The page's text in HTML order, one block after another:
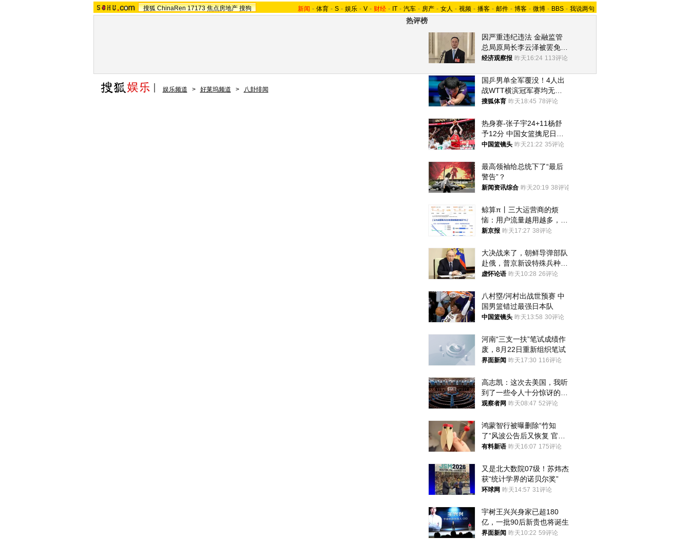
搜狐 ChinaRen 17173 焦点房地产 搜狗 新闻 - 体育 - S - 娱乐 - V - 财经 - IT - 汽车 - 房产 - 女人 - 视频 - 播客 - 邮件 - 博客 - 微博 - BBS - 我说两句
热评榜
因严重违纪违法 金融监管
总局原局长李云泽被罢免全
国人大代表
经济观察报 昨天16:24 113评论
国乒男单全军覆没！4人出
战WTT横滨冠军赛均无缘
八强
搜狐体育 昨天18:45 78评论
热身赛-张子宇24+11杨舒
予12分 中国女篮擒尼日利
亚
中国篮镜头 昨天21:22 35评论
最高领袖给总统下了“最后
警告”？
新闻资讯综合 昨天20:19 38评论
鲸算π丨三大运营商的烦
恼：用户流量越用越多，收
入却越来越少
新京报 昨天17:27 38评论
大决战来了，朝鲜导弹部队
赴俄，普京新设特殊兵种，
76岁老将扛旗
虚怀论语 昨天10:28 26评论
八村塁/河村出战世预赛 中
国男篮错过最强日本队
中国篮镜头 昨天13:58 30评论
河南“三支一扶”笔试成绩作
废，8月22日重新组织笔试
界面新闻 昨天17:30 116评论
高志凯：这次去美国，我听
到了一些令人十分惊讶的消
息
观察者网 昨天08:47 52评论
鸿蒙智行被曝删除“竹知
了”风波公告后又恢复 官媒
曾力挺：劝华为要大度的，
有料新语 昨天16:07 175评论
又是北大数院07级！苏炜杰
获“统计学界的诺贝尔奖”
环球网 昨天14:57 31评论
宇树王兴兴身家已超180
亿，一批90后新贵也将诞生
界面新闻 昨天10:22 59评论
娱乐频道 > 好莱坞频道 > 八卦绯闻